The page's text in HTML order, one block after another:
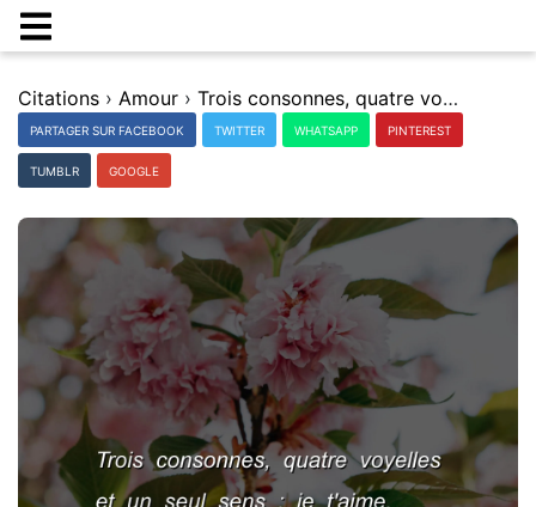
Citations › Amour › Trois consonnes, quatre voyelles et un seul sens : je t'aime.
PARTAGER SUR FACEBOOK TWITTER WHATSAPP PINTEREST
TUMBLR GOOGLE